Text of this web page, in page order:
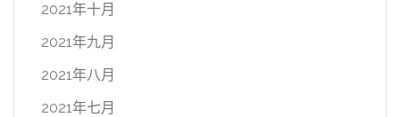
2021年十月
2021年九月
2021年八月
2021年七月